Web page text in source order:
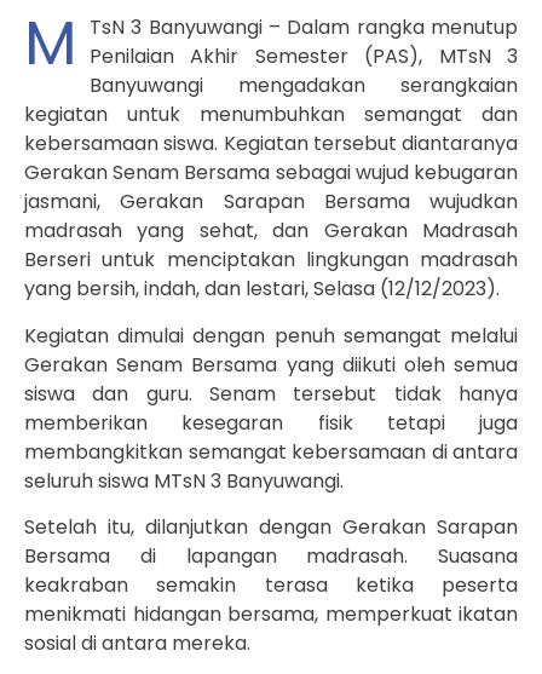
M
TsN 3 Banyuwangi – Dalam rangka menutup
Penilaian Akhir Semester (PAS), MTsN 3
Banyuwangi mengadakan serangkaian
kegiatan untuk menumbuhkan semangat dan
kebersamaan siswa. Kegiatan tersebut diantaranya
Gerakan Senam Bersama sebagai wujud kebugaran
jasmani, Gerakan Sarapan Bersama wujudkan
madrasah yang sehat, dan Gerakan Madrasah
Berseri untuk menciptakan lingkungan madrasah
yang bersih, indah, dan lestari, Selasa (12/12/2023).
Kegiatan dimulai dengan penuh semangat melalui
Gerakan Senam Bersama yang diikuti oleh semua
siswa dan guru. Senam tersebut tidak hanya
memberikan kesegaran fisik tetapi juga
membangkitkan semangat kebersamaan di antara
seluruh siswa MTsN 3 Banyuwangi.
Setelah itu, dilanjutkan dengan Gerakan Sarapan
Bersama di lapangan madrasah. Suasana
keakraban semakin terasa ketika peserta
menikmati hidangan bersama, memperkuat ikatan
sosial di antara mereka.